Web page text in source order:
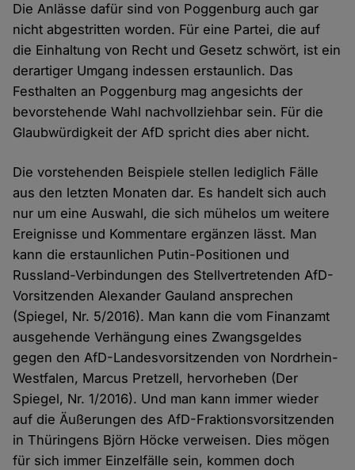
Die Anlässe dafür sind von Poggenburg auch gar
nicht abgestritten worden. Für eine Partei, die auf
die Einhaltung von Recht und Gesetz schwört, ist ein
derartiger Umgang indessen erstaunlich. Das
Festhalten an Poggenburg mag angesichts der
bevorstehende Wahl nachvollziehbar sein. Für die
Glaubwürdigkeit der AfD spricht dies aber nicht.
Die vorstehenden Beispiele stellen lediglich Fälle
aus den letzten Monaten dar. Es handelt sich auch
nur um eine Auswahl, die sich mühelos um weitere
Ereignisse und Kommentare ergänzen lässt. Man
kann die erstaunlichen Putin-Positionen und
Russland-Verbindungen des Stellvertretenden AfD-
Vorsitzenden Alexander Gauland ansprechen
(Spiegel, Nr. 5/2016). Man kann die vom Finanzamt
ausgehende Verhängung eines Zwangsgeldes
gegen den AfD-Landesvorsitzenden von Nordrhein-
Westfalen, Marcus Pretzell, hervorheben (Der
Spiegel, Nr. 1/2016). Und man kann immer wieder
auf die Äußerungen des AfD-Fraktionsvorsitzenden
in Thüringens Björn Höcke verweisen. Dies mögen
für sich immer Einzelfälle sein, kommen doch